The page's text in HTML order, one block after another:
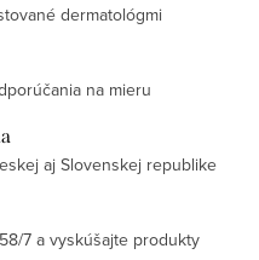
dermatológmi
na mieru
aj Slovenskej republike
7 a vyskúšajte produkty